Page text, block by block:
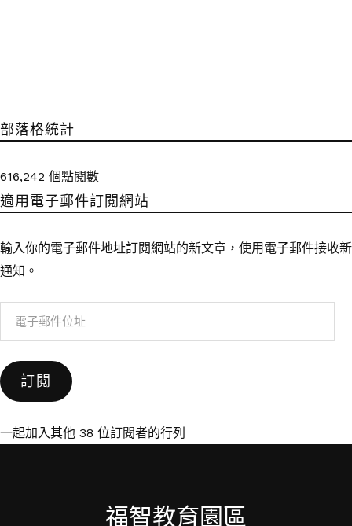
部落格統計
616,242 個點閱數
適用電子郵件訂閱網站
輸入你的電子郵件地址訂閱網站的新文章，使用電子郵件接收新
通知。
件
位
訂閱
一起加入其他 38 位訂閱者的行列
福智教育園區